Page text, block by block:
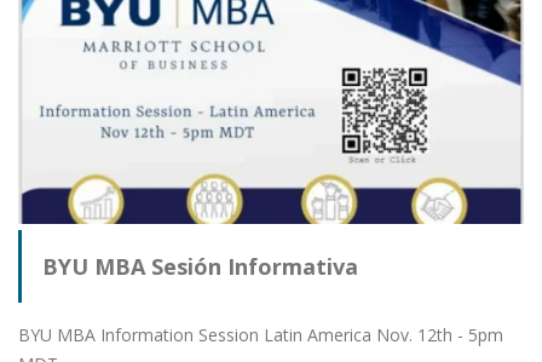
BYU MBA Sesión Informativa
BYU MBA Information Session Latin America Nov. 12th - 5pm